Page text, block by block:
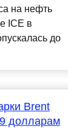
на нефть
ICE в
до
Brent
долларам